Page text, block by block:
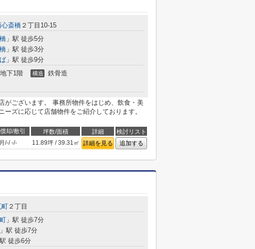
心斎橋 ２丁目10-15
」駅 徒歩5分
」駅 徒歩3分
」駅 徒歩9分
下1階 構造 鉄骨造
がございます。 事務所物件をはじめ、飲食・美
ーズに応じて店舗物件をご紹介しております。
却/敷引 坪数/面積 詳細
検討リスト
/-/-/- 11.89坪 / 39.31㎡ 詳細を見る 追加する
町 ２丁目
」駅 徒歩7分
」駅 徒歩7分
徒歩6分